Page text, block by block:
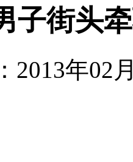
子街头
2013年02